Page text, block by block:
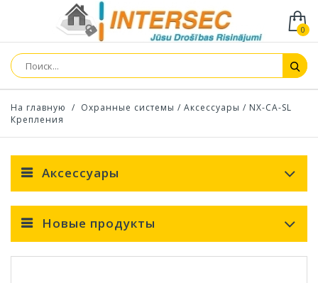
0
На главную / Охранные системы / Аксессуары / NX-CA-SL
Крепления
Аксессуары
Новые продукты